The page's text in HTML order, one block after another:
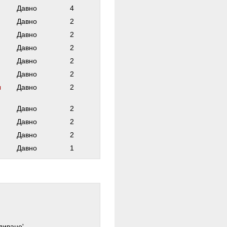
Давно
4
Давно
2
Давно
2
Давно
2
Давно
2
Давно
2
Давно 2
Давно
2
Давно
2
Давно
2
Давно
1